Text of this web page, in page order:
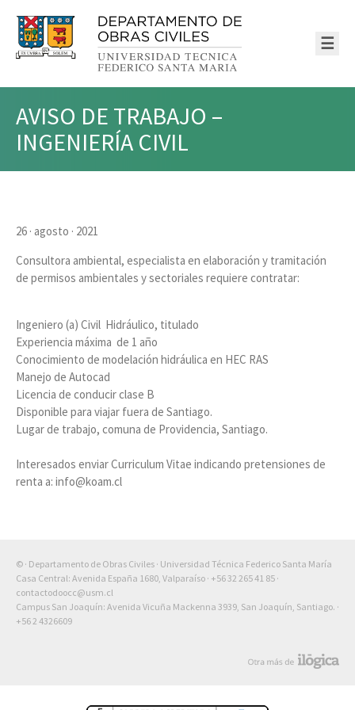
☰
AVISO DE TRABAJO –
INGENIERÍA CIVIL
26 · agosto · 2021
Consultora ambiental, especialista en elaboración y tramitación
de permisos ambientales y sectoriales requiere contratar:
Ingeniero (a) Civil Hidráulico, titulado
Experiencia máxima de 1 año
Conocimiento de modelación hidráulica en HEC RAS
Manejo de Autocad
Licencia de conducir clase B
Disponible para viajar fuera de Santiago.
Lugar de trabajo, comuna de Providencia, Santiago.
Interesados enviar Curriculum Vitae indicando pretensiones de
renta a: info@koam.cl
© · Departamento de Obras Civiles · Universidad Técnica Federico Santa María
Casa Central: Avenida España 1680, Valparaíso · +56 32 265 41 85 ·
contactodoocc@usm.cl
Campus San Joaquín: Avenida Vicuña Mackenna 3939, San Joaquín, Santiago. ·
+56 2 4326609